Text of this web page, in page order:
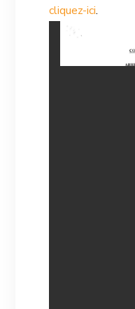
cliquez-ici.